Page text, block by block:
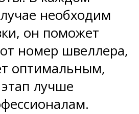
необходим
он поможет
номер швеллера,
оптимальным,
лучше